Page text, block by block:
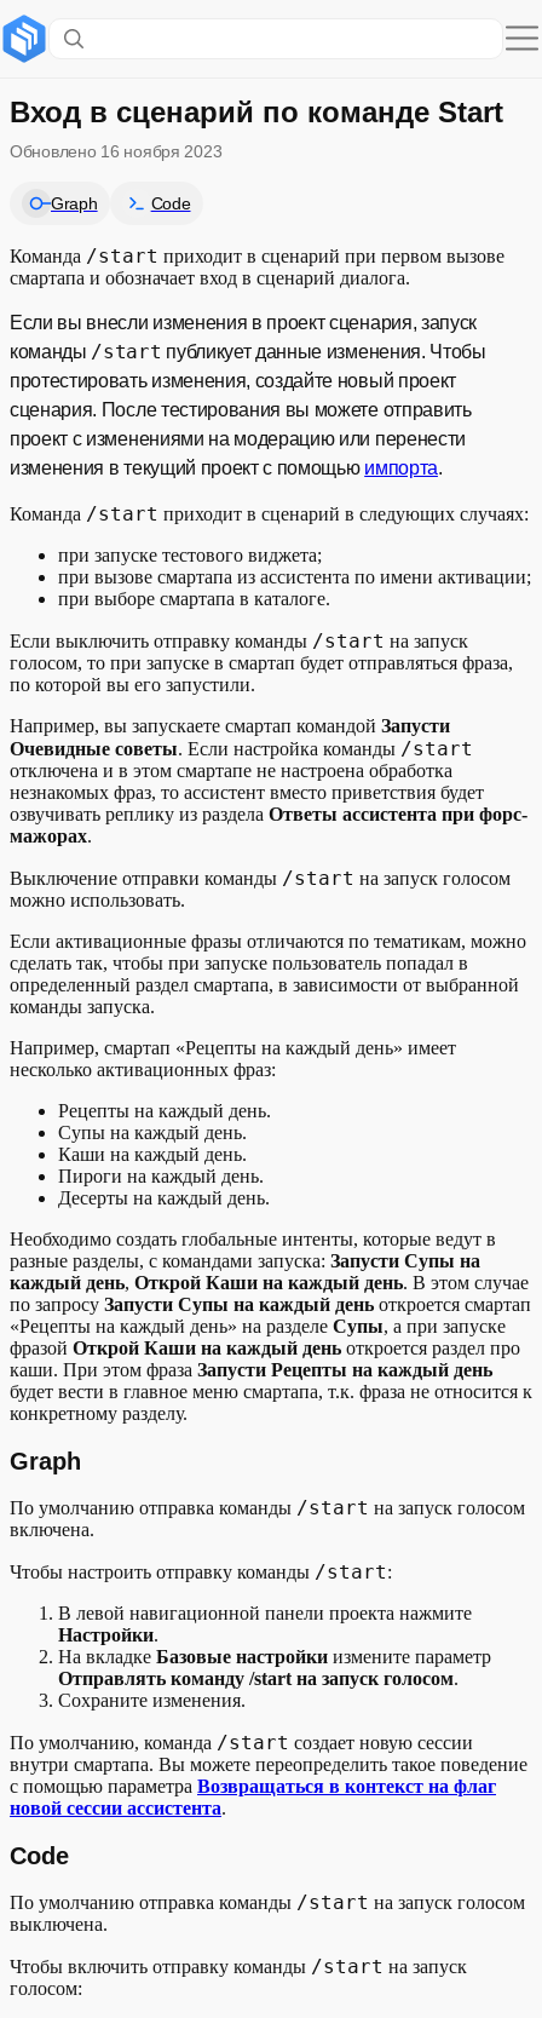
Graph
Code
Примеры обработки команды
Вход в сценарий по команде Start
Обновлено 16 ноября 2023
Graph Code
Команда /start приходит в сценарий при первом вызове
смартапа и обозначает вход в сценарий диалога.
Если вы внесли изменения в проект сценария, запуск
команды /start публикует данные изменения. Чтобы
протестировать изменения, создайте новый проект
сценария. После тестирования вы можете отправить
проект с изменениями на модерацию или перенести
изменения в текущий проект с помощью импорта.
Команда /start приходит в сценарий в следующих случаях:
при запуске тестового виджета;
при вызове смартапа из ассистента по имени активации;
при выборе смартапа в каталоге.
Если выключить отправку команды /start на запуск
голосом, то при запуске в смартап будет отправляться фраза,
по которой вы его запустили.
Например, вы запускаете смартап командой Запусти
Очевидные советы. Если настройка команды /start
отключена и в этом смартапе не настроена обработка
незнакомых фраз, то ассистент вместо приветствия будет
озвучивать реплику из раздела Ответы ассистента при форс-
мажорах.
Выключение отправки команды /start на запуск голосом
можно использовать.
Если активационные фразы отличаются по тематикам, можно
сделать так, чтобы при запуске пользователь попадал в
определенный раздел смартапа, в зависимости от выбранной
команды запуска.
Например, смартап «Рецепты на каждый день» имеет
несколько активационных фраз:
Рецепты на каждый день.
Супы на каждый день.
Каши на каждый день.
Пироги на каждый день.
Десерты на каждый день.
Необходимо создать глобальные интенты, которые ведут в
разные разделы, с командами запуска: Запусти Супы на
каждый день, Открой Каши на каждый день. В этом случае
по запросу Запусти Супы на каждый день откроется смартап
«Рецепты на каждый день» на разделе Супы, а при запуске
фразой Открой Каши на каждый день откроется раздел про
каши. При этом фраза Запусти Рецепты на каждый день
будет вести в главное меню смартапа, т.к. фраза не относится к
конкретному разделу.
Graph
По умолчанию отправка команды /start на запуск голосом
включена.
Чтобы настроить отправку команды /start:
В левой навигационной панели проекта нажмите
Настройки.
На вкладке Базовые настройки измените параметр
Отправлять команду /start на запуск голосом.
Сохраните изменения.
По умолчанию, команда /start создает новую сессии
внутри смартапа. Вы можете переопределить такое поведение
с помощью параметра Возвращаться в контекст на флаг
новой сессии ассистента.
Code
По умолчанию отправка команды /start на запуск голосом
выключена.
Чтобы включить отправку команды /start на запуск
голосом: